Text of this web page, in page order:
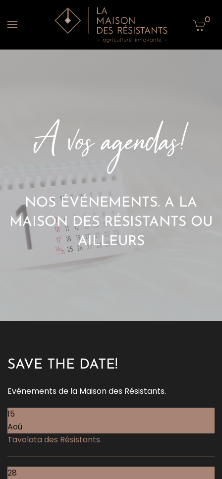
Accéder au contenu principal 0
NOS ÉVÉNEMENTS. A LA
MAISON DES RÉSISTANTS OU
AILLEURS
SAVE THE DATE!
Evénements de la Maison des Résistants.
15
Aoû
Tavolata des Résistants
28